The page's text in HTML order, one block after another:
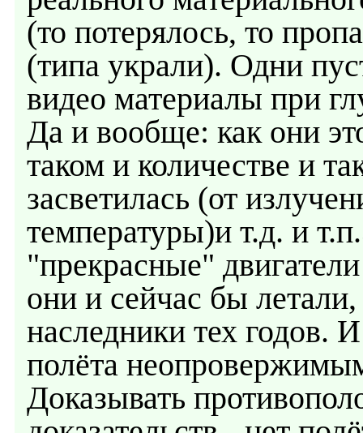
(то потерялось, то
(типа украли). Одни
видео материалы при
Да и вообще: как они
таком и количестве и
засветилась (от
температуры)и т.д. и
"прекрасные"
они и сейчас бы
наследники тех годов.
полёта
Доказывать